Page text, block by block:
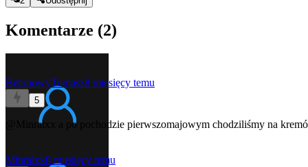
Komentarze (2)
BetonowyTomasz8 miesięcy temu
5
@Minralxx a po pochodzie pierwszomajowym chodziliśmy na
Minralxx8 miesięcy temu